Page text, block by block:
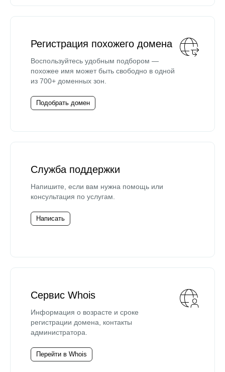
Регистрация похожего домена
Воспользуйтесь удобным подбором —
похожее имя может быть свободно в одной
из 700+ доменных зон.
Подобрать домен
Служба поддержки
Напишите, если вам нужна помощь или
консультация по услугам.
Написать
Сервис Whois
Информация о возрасте и сроке
регистрации домена, контакты
администратора.
Перейти в Whois